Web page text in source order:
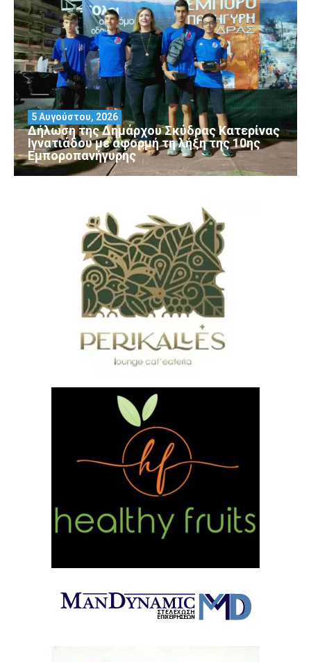
Δήλωση της Δημάρχου Σκύδρας Κατερίνας
Ιγνατιάδου με αφορμή τη λήξη της 10ης
Εμποροπανήγυρης
5 Αυγούστου, 2026